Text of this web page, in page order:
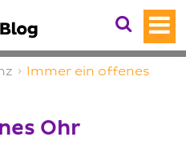
› Immer ein offenes
Ohr